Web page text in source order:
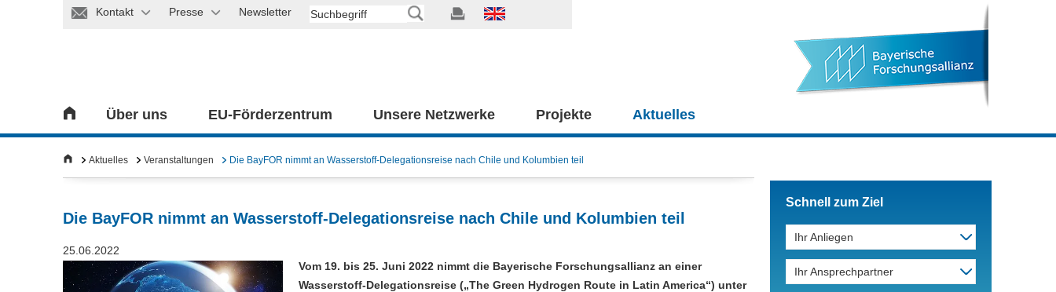
Kontakt Presse Newsletter
Über uns EU-Förderzentrum Unsere Netzwerke Projekte Aktuelles
Aktuelles Veranstaltungen Die BayFOR nimmt an Wasserstoff-Delegationsreise nach Chile und Kolumbien teil
Die BayFOR nimmt an Wasserstoff-Delegationsreise nach Chile und Kolumbien teil
25.06.2022
Vom 19. bis 25. Juni 2022 nimmt die Bayerische Forschungsallianz an einer
Wasserstoff-Delegationsreise („The Green Hydrogen Route in Latin America“) unter
Schnell zum Ziel
Ihr Anliegen
Ihr Ansprechpartner